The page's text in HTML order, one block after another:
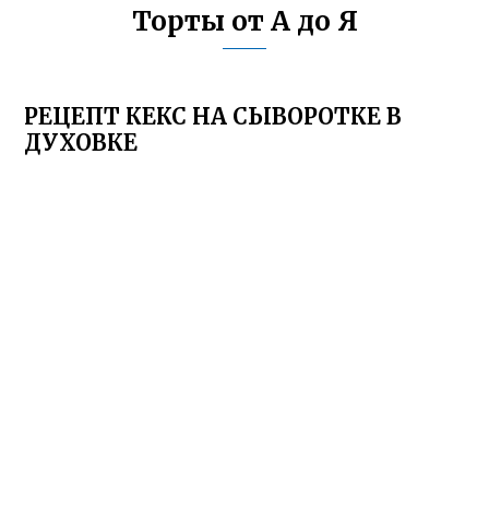
Торты от А до Я
РЕЦЕПТ КЕКС НА СЫВОРОТКЕ В
ДУХОВКЕ